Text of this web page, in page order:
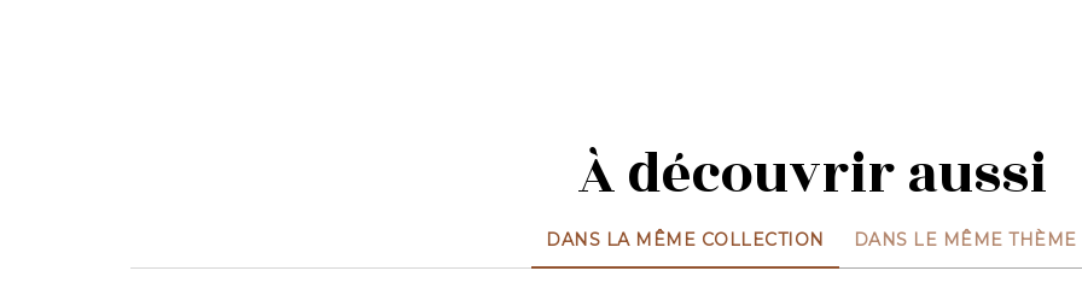
À découvrir aussi
DANS LA MÊME COLLECTION DANS LE MÊME THÈME